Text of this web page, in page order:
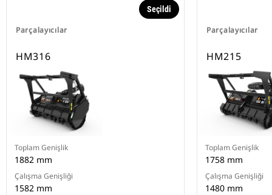
Parçalayıcılar
Seçildi
HM316
Toplam Genişlik
1882 mm
Çalışma Genişliği
1582 mm
Parçalayıcılar
HM215
Toplam Genişlik
1758 mm
Çalışma Genişliği
1480 mm